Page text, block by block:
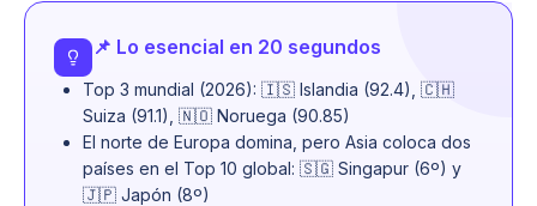
📌 Lo esencial en 20 segundos
Top 3 mundial (2026): 🇮🇸 Islandia (92.4), 🇨🇭
Suiza (91.1), 🇳🇴 Noruega (90.85)
El norte de Europa domina, pero Asia coloca dos
países en el Top 10 global: 🇸🇬 Singapur (6º) y
🇯🇵 Japón (8º)